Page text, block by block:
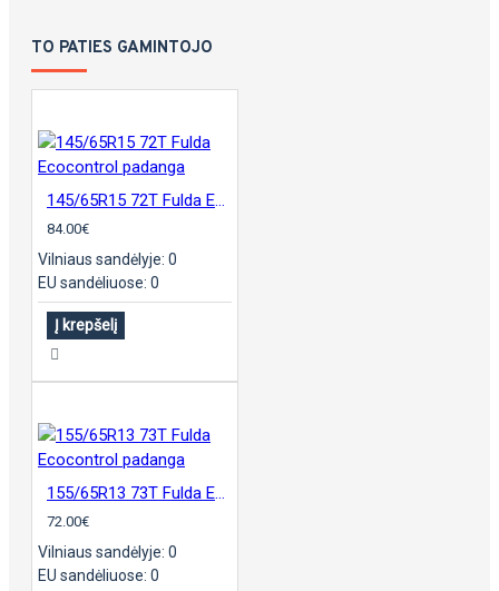
TO PATIES GAMINTOJO
84.00€
Vilniaus sandėlyje: 0
EU sandėliuose: 0
Į krepšelį
72.00€
Vilniaus sandėlyje: 0
EU sandėliuose: 0